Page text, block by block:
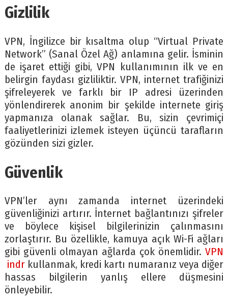
Gizlilik
VPN, İngilizce bir kısaltma olup “Virtual Private
Network” (Sanal Özel Ağ) anlamına gelir. İsminin
de işaret ettiği gibi, VPN kullanımının ilk ve en
belirgin faydası gizliliktir. VPN, internet trafiğinizi
şifreleyerek ve farklı bir IP adresi üzerinden
yönlendirerek anonim bir şekilde internete giriş
yapmanıza olanak sağlar. Bu, sizin çevrimiçi
faaliyetlerinizi izlemek isteyen üçüncü tarafların
gözünden sizi gizler.
Güvenlik
VPN’ler aynı zamanda internet üzerindeki
güvenliğinizi artırır. İnternet bağlantınızı şifreler
ve böylece kişisel bilgilerinizin çalınmasını
zorlaştırır. Bu özellikle, kamuya açık Wi-Fi ağları
gibi güvenli olmayan ağlarda çok önemlidir.VPN
indrkullanmak, kredi kartı numaranız veya diğer
hassas bilgilerin yanlış ellere düşmesini
önleyebilir.